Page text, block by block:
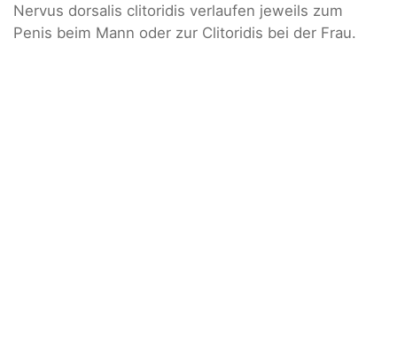
Nervus dorsalis clitoridis verlaufen jeweils zum
Penis beim Mann oder zur Clitoridis bei der Frau.